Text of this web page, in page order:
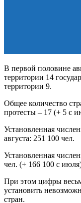
В первой половине
территории 14
территории 9.
Общее количество
протесты – 17 (+ 5 с
Установленная
августа: 251 100 чел.
Установленная
чел. (+ 166 100 с
При этом цифры
установить
стран.